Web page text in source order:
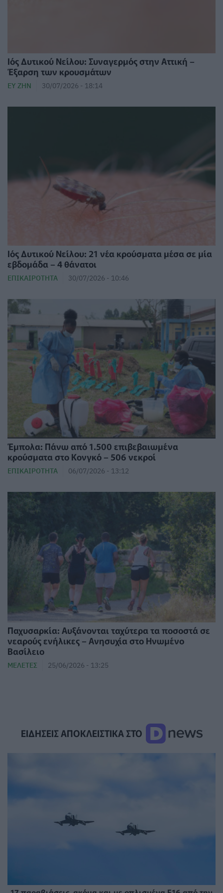
Ιός Δυτικού Νείλου: Συναγερμός στην Αττική –
Έξαρση των κρουσμάτων
ΕΥ ΖΗΝ 30/07/2026 - 18:14
Ιός Δυτικού Νείλου: 21 νέα κρούσματα μέσα σε μία
εβδομάδα – 4 θάνατοι
ΕΠΙΚΑΙΡΌΤΗΤΑ 30/07/2026 - 10:46
Έμπολα: Πάνω από 1.500 επιβεβαιωμένα
κρούσματα στο Κονγκό – 506 νεκροί
ΕΠΙΚΑΙΡΌΤΗΤΑ 06/07/2026 - 13:12
Παχυσαρκία: Αυξάνονται ταχύτερα τα ποσοστά σε
νεαρούς ενήλικες – Ανησυχία στο Ηνωμένο
Βασίλειο
ΜΕΛΈΤΕΣ 25/06/2026 - 13:25
ΕΙΔΗΣΕΙΣ ΑΠΟΚΛΕΙΣΤΙΚΑ ΣΤΟ